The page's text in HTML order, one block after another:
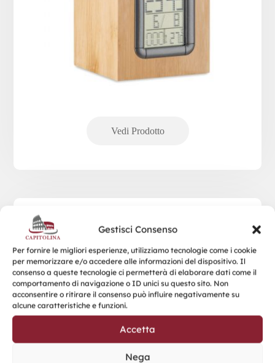
Gestisci Consenso
Per fornire le migliori esperienze, utilizziamo tecnologie come i cookie
per memorizzare e/o accedere alle informazioni del dispositivo. Il
consenso a queste tecnologie ci permetterà di elaborare dati come il
comportamento di navigazione o ID unici su questo sito. Non
acconsentire o ritirare il consenso può influire negativamente su
alcune caratteristiche e funzioni.
Accetta
Nega
MARA CLOCK